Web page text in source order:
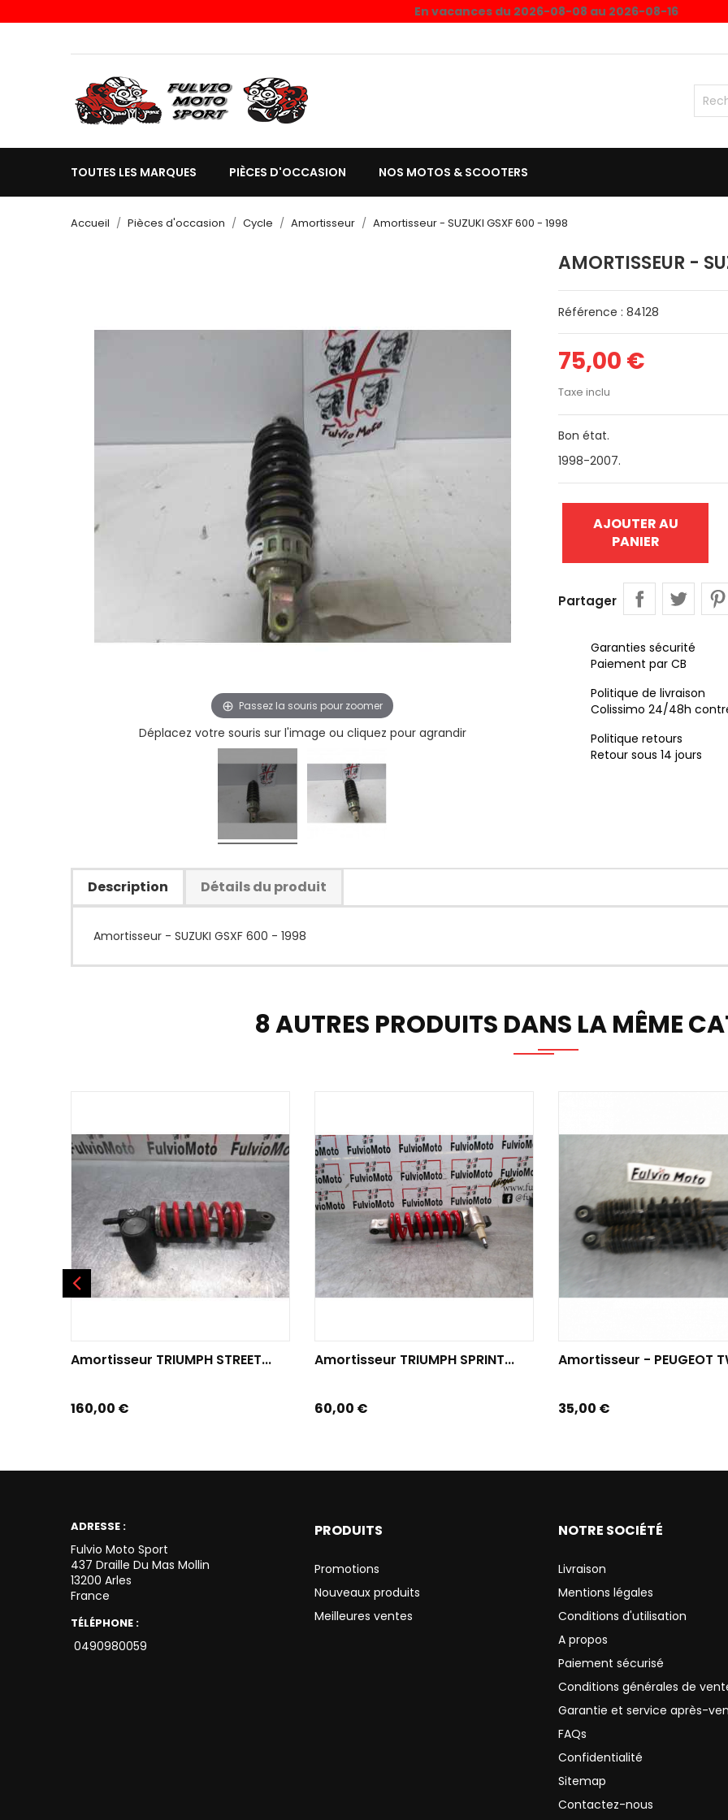
En vacances du 2026-08-08 au 2026-08-16
TOUTES LES MARQUES PIÈCES D'OCCASION NOS MOTOS & SCOOTERS
Accueil Pièces d'occasion Cycle Amortisseur Amortisseur - SUZUKI GSXF 600 - 1998
Passez la souris pour zoomer
Déplacez votre souris sur l'image ou cliquez pour agrandir
AMORTISSEUR -
Référence : 84128
75,00 €
Taxe inclu
Bon état.
1998-2007.
AJOUTER AU
PANIER
Partager
Garanties sécurité
Paiement par CB
Politique de livraison
Colissimo 24/48h
Politique retours
Retour sous 14 jours
Description Détails du produit
Amortisseur - SUZUKI GSXF 600 - 1998
8 AUTRES PRODUITS DANS LA MÊME
Amortisseur TRIUMPH STREET...
Prix
160,00 €
Amortisseur TRIUMPH SPRINT...
Prix
60,00 €
Amortisseur - PEUGEOT
Prix
35,00 €
ADRESSE :
Fulvio Moto Sport
437 Draille Du Mas Mollin
13200 Arles
France
TÉLÉPHONE :
0490980059
PRODUITS
Promotions
Nouveaux produits
Meilleures ventes
NOTRE SOCIÉTÉ
Livraison
Mentions légales
Conditions d'utilisation
A propos
Paiement sécurisé
Conditions générales de
Garantie et service après-
FAQs
Confidentialité
Sitemap
Contactez-nous